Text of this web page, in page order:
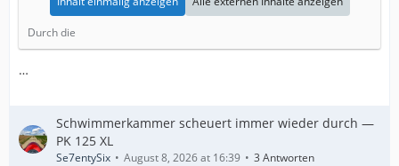
Durch die
…
Schwimmerkammer scheuert immer wieder durch —
PK 125 XL
Se7entySix August 8, 2026 at 16:39 3 Antworten